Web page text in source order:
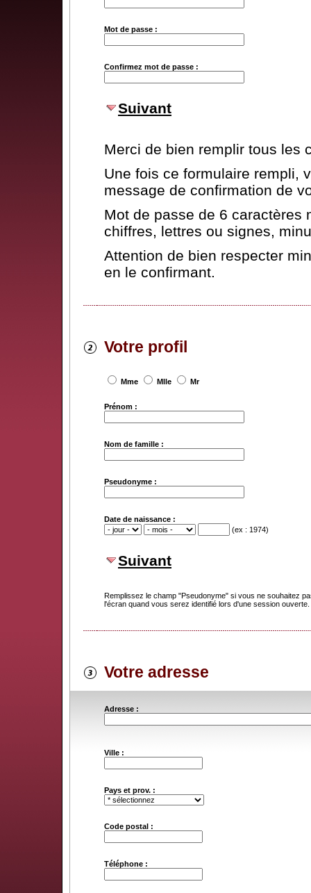
Mot de passe :
Confirmez mot de passe :
Suivant
Merci de bien remplir tous les
Une fois ce formulaire rempli,
message de confirmation de
Mot de passe de 6 caractères
chiffres, lettres ou signes,
Attention de bien respecter
en le confirmant.
Votre profil
Mme Mlle Mr
Prénom :
Nom de famille :
Pseudonyme :
Date de naissance :
(ex : 1974)
Suivant
Remplissez le champ "Pseudonyme" si vous ne souhaitez
l'écran quand vous serez identifié lors d'une session ouverte.
Votre adresse
Adresse :
Ville :
Pays et prov. :
Code postal :
Téléphone :